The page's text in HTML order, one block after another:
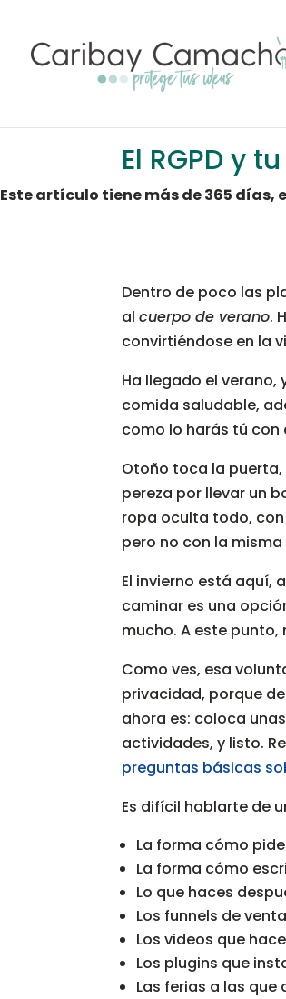
El RGPD y
Este artículo tiene más de 365
Dentro de poco las
alcuerpo de verano.
convirtiéndose en la
Ha llegado el
comida saludable,
como lo harás tú con
Otoño toca la puerta,
pereza por llevar un
ropa oculta todo,
pero no con la
El invierno está aquí,
caminar es una
mucho. A este punto,
Como ves, esa
privacidad, porque
ahora es: coloca
actividades, y listo.
preguntas básicas
Es difícil hablarte de
La forma cómo
La forma cómo
Lo que haces
Los funnels de
Los videos que
Los plugins que
Las ferias a las que